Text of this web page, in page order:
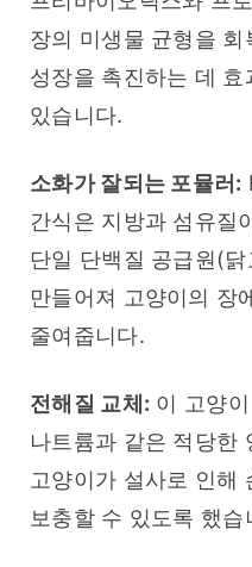
장의 미생물 균형을
성장을 촉진하는 데
있습니다.
소화가 잘되는 포뮬러:
간식은 지방과 섬유질
단일 단백질 공급원(
만들어져 고양이의 장
줄여줍니다.
전해질 교체: 이 고양
나트륨과 같은 적당한
고양이가 설사로 인해
보충할 수 있도록 했습